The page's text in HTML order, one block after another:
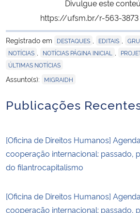
Divulgue este
https://ufsm.br/r-563-3873
Registrado em
DESTAQUES EDITAIS
NOTÍCIAS NOTÍCIAS PÁGINA INICIAL
ÚLTIMAS NOTÍCIAS
Assunto(s): MIGRAIDH
Publicações
[Oficina de Direitos Humanos]
cooperação internacional: passado,
do filantrocapitalismo
[Oficina de Direitos Humanos]
cooperação internacional: passado,